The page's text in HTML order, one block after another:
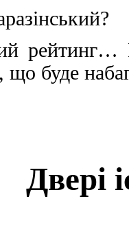
рейтинг…
що буде
Двері